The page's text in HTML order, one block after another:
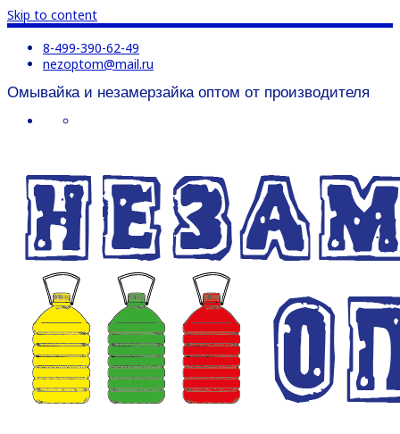
Skip to content
8-499-390-62-49
nezoptom@mail.ru
Омывайка и незамерзайка оптом от производителя